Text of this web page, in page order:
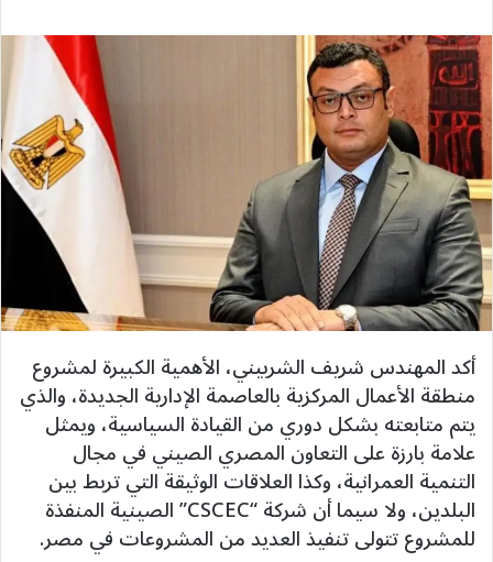
أكد المهندس شريف الشربيني، الأهمية الكبيرة لمشروع
منطقة الأعمال المركزية بالعاصمة الإدارية الجديدة، والذي
يتم متابعته بشكل دوري من القيادة السياسية، ويمثل
علامة بارزة على التعاون المصري الصيني في مجال
التنمية العمرانية، وكذا العلاقات الوثيقة التي تربط بين
البلدين، ولا سيما أن شركة “CSCEC” الصينية المنفذة
للمشروع تتولى تنفيذ العديد من المشروعات في مصر.